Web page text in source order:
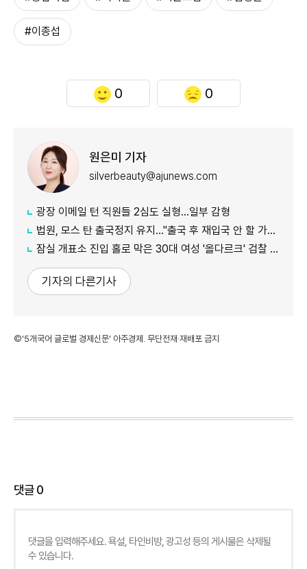
#이종섭
0 0
원은미 기자
silverbeauty@ajunews.com
광장 이메일 턴 직원들 2심도 실형…일부 감형
법원, 모스 탄 출국정지 유지…"출국 후 재입국 안 할 가능성"
잠실 개표소 진입 홀로 막은 30대 여성 '올다르크' 검찰 송치
기자의 다른기사
©'5개국어 글로벌 경제신문' 아주경제. 무단전재·재배포 금지
댓글0